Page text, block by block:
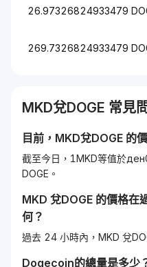
26.97326824933479
269.7326824933479
MKD兌DOGE 常見
目前， MKD兌DOGE 的
截至今日，1MKD等值於
DOGE。
MKD 兌DOGE 的價格在
何？
過去 24 小時內，MKD 兌
Dogecoin的總量是多少